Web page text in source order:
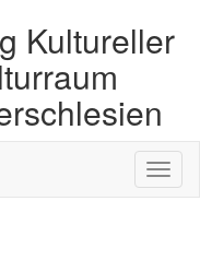
Kultureller